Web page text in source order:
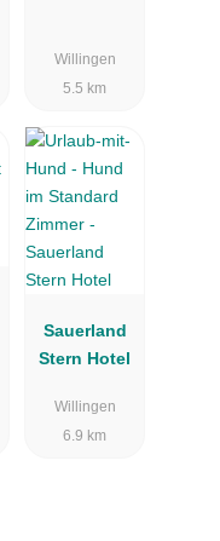
Willingen
5.5 km
Sauerland
Stern Hotel
Willingen
6.9 km